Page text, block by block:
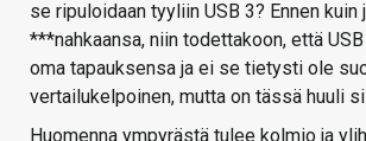
se ripuloidaan tyyliin USB 3? Ennen
***nahkaansa, niin todettakoon, että
oma tapauksensa ja ei se tietysti ole
vertailukelpoinen, mutta on tässä huuli
Huomenna ympyrästä tulee kolmio ja